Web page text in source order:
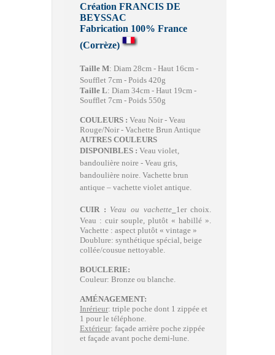
Création FRANCIS DE
BEYSSAC
Fabrication 100% France
(Corrèze)
Taille M: Diam 28cm - Haut 16cm -
Soufflet 7cm - Poids 420g
Taille L: Diam 34cm - Haut 19cm -
Soufflet 7cm - Poids 550g
COULEURS : Veau Noir - Veau
Rouge/Noir - Vachette Brun Antique
AUTRES COULEURS
DISPONIBLES : Veau violet,
bandoulière noire - Veau gris,
bandoulière noire. Vachette brun
antique – vachette violet antique.
CUIR : Veau ou vachette 1er choix.
Veau : cuir souple, plutôt « habillé ».
Vachette : aspect plutôt « vintage »
Doublure: synthétique spécial, beige
collée/cousue nettoyable.
BOUCLERIE:
Couleur: Bronze ou blanche.
AMÉNAGEMENT:
Inrérieur: triple poche dont 1 zippée et
1 pour le téléphone.
Extérieur: façade arrière poche zippée
et façade avant poche demi-lune.